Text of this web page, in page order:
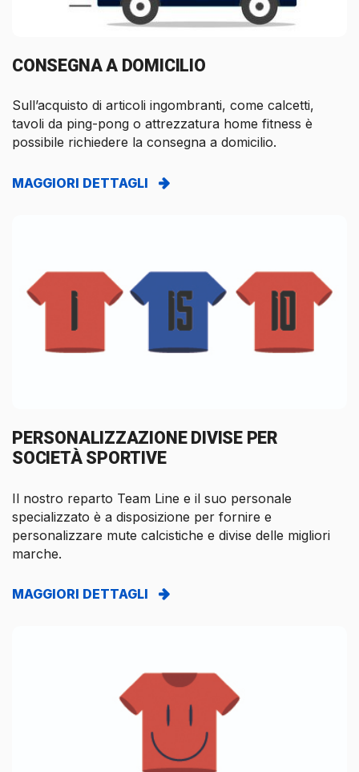
CONSEGNA A DOMICILIO
Sull’acquisto di articoli ingombranti, come calcetti,
tavoli da ping-pong o attrezzatura home fitness è
possibile richiedere la consegna a domicilio.
MAGGIORI DETTAGLI
PERSONALIZZAZIONE DIVISE PER
SOCIETÀ SPORTIVE
Il nostro reparto Team Line e il suo personale
specializzato è a disposizione per fornire e
personalizzare mute calcistiche e divise delle migliori
marche.
MAGGIORI DETTAGLI